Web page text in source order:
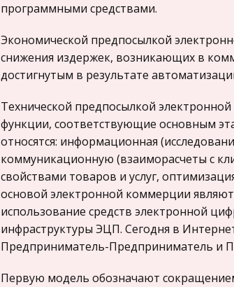
программными средствами.
Экономической предпосылкой
снижения издержек, возникающих в
достигнутым в результате
Технической предпосылкой
функции, соответствующие основным
относятся: информационная
коммуникационную (взаиморасчеты с
свойствами товаров и услуг,
основой электронной коммерции
использование средств электронной
инфраструктуры ЭЦП. Сегодня в
Предприниматель-Предприниматель и
Первую модель обозначают